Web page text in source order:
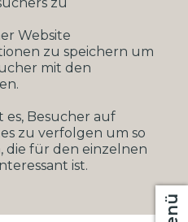
Website
zu speichern um
mit den
es, Besucher auf
zu verfolgen um so
die für den einzelnen
ist.